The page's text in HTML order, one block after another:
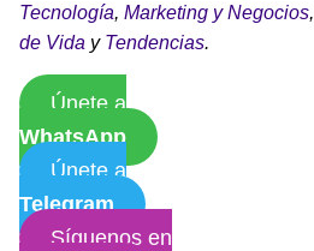
Tecnología, Marketing y Negocios,
de Vida y Tendencias.
Únete a
WhatsApp
Únete a
Telegram
Síguenos en